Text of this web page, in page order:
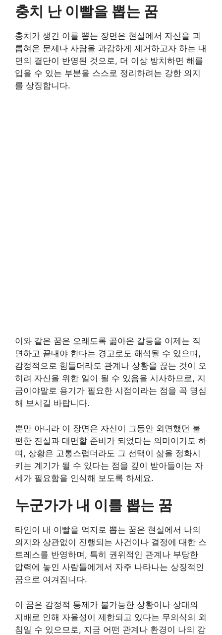
충치 난 이빨을 뽑는 꿈
충치가 생긴 이를 뽑는 장면은 현실에서 자신을 괴
롭혀온 문제나 사람을 과감하게 제거하고자 하는 내
면의 결단이 반영된 것으로, 더 이상 방치하면 해를
입을 수 있는 부분을 스스로 정리하려는 강한 의지
를 상징합니다.
이와 같은 꿈은 오래도록 곪아온 갈등을 이제는 직
면하고 끝내야 한다는 경고로도 해석될 수 있으며,
감정적으로 힘들더라도 관계나 상황을 끊는 것이 오
히려 자신을 위한 일이 될 수 있음을 시사하므로, 지
금이야말로 용기가 필요한 시점이라는 점을 꼭 명심
해 보시길 바랍니다.
뿐만 아니라 이 장면은 자신이 그동안 외면했던 불
편한 진실과 대면할 준비가 되었다는 의미이기도 하
며, 상황은 고통스럽더라도 그 선택이 삶을 정화시
키는 계기가 될 수 있다는 점을 깊이 받아들이는 자
세가 필요함을 인식해 보도록 하세요.
누군가가 내 이를 뽑는 꿈
타인이 내 이빨을 억지로 뽑는 꿈은 현실에서 나의
의지와 상관없이 진행되는 사건이나 결정에 대한 스
트레스를 반영하며, 특히 권위적인 관계나 부당한
압력에 놓인 사람들에게서 자주 나타나는 상징적인
꿈으로 여겨집니다.
이 꿈은 감정적 통제가 불가능한 상황이나 상대의
지배로 인해 자율성이 제한되고 있다는 무의식의 외
침일 수 있으므로, 지금 어떤 관계나 환경이 나의 감